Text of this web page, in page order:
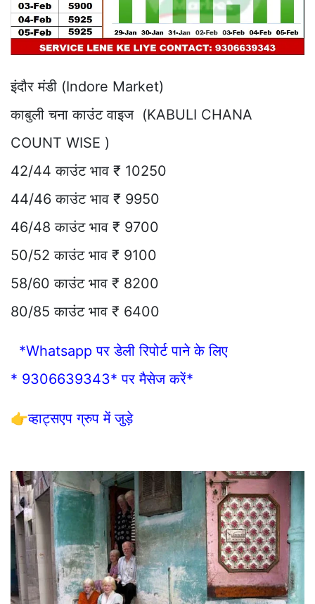
इंदौर मंडी (Indore Market)
काबुली चना काउंट वाइज (KABULI CHANA
COUNT WISE )
42/44 काउंट भाव ₹ 10250
44/46 काउंट भाव ₹ 9950
46/48 काउंट भाव ₹ 9700
50/52 काउंट भाव ₹ 9100
58/60 काउंट भाव ₹ 8200
80/85 काउंट भाव ₹ 6400
*Whatsapp पर डेली रिपोर्ट पाने के लिए
* 9306639343* पर मैसेज करें*
👉व्हाट्सएप ग्रुप में जुड़े